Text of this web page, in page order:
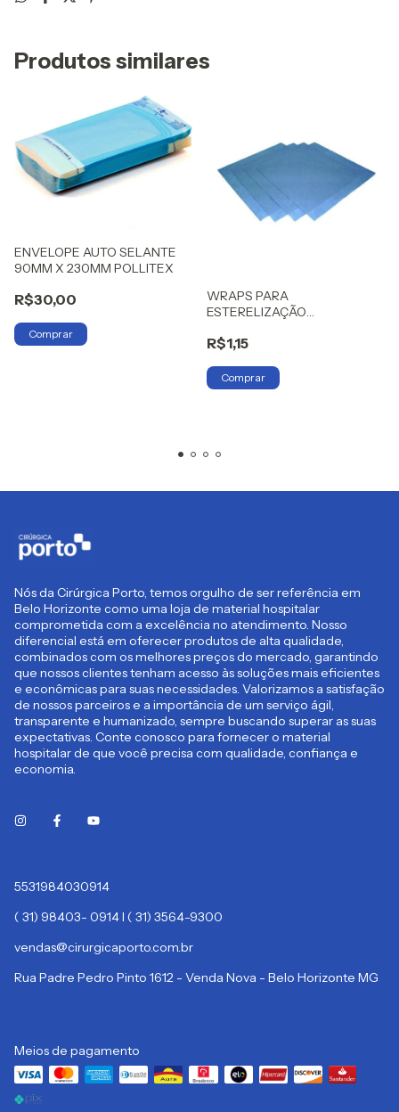
Produtos similares
ENVELOPE AUTO SELANTE
90MM X 230MM POLLITEX
R$30,00
WRAPS PARA
ESTERELIZAÇÃO
R$1,15
Nós da Cirúrgica Porto, temos orgulho de ser referência em
Belo Horizonte como uma loja de material hospitalar
comprometida com a excelência no atendimento. Nosso
diferencial está em oferecer produtos de alta qualidade,
combinados com os melhores preços do mercado, garantindo
que nossos clientes tenham acesso às soluções mais eficientes
e econômicas para suas necessidades. Valorizamos a satisfação
de nossos parceiros e a importância de um serviço ágil,
transparente e humanizado, sempre buscando superar as suas
expectativas. Conte conosco para fornecer o material
hospitalar de que você precisa com qualidade, confiança e
economia.
5531984030914
( 31) 98403- 0914 I ( 31) 3564-9300
vendas@cirurgicaporto.com.br
Rua Padre Pedro Pinto 1612 - Venda Nova - Belo Horizonte MG
Meios de pagamento